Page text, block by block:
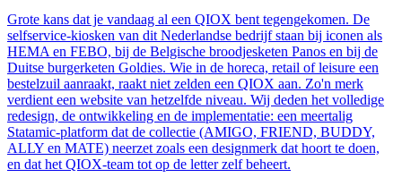
Grote kans dat je vandaag al een QIOX bent tegengekomen. De
selfservice-kiosken van dit Nederlandse bedrijf staan bij iconen als
HEMA en FEBO, bij de Belgische broodjesketen Panos en bij de
Duitse burgerketen Goldies. Wie in de horeca, retail of leisure een
bestelzuil aanraakt, raakt niet zelden een QIOX aan. Zo'n merk
verdient een website van hetzelfde niveau. Wij deden het volledige
redesign, de ontwikkeling en de implementatie: een meertalig
Statamic-platform dat de collectie (AMIGO, FRIEND, BUDDY,
ALLY en MATE) neerzet zoals een designmerk dat hoort te doen,
en dat het QIOX-team tot op de letter zelf beheert.